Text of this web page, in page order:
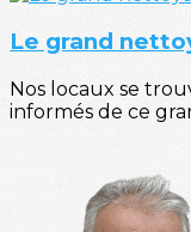
Le grand
Nos locaux se
informés de ce